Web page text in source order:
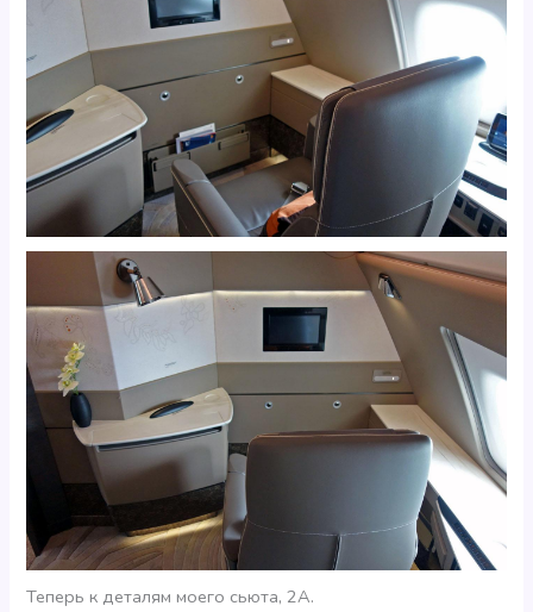
Теперь к деталям моего сьюта, 2А.